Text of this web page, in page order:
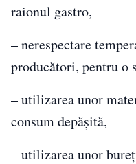
raionul gastro,
– nerespectare
producători, pentru o
– utilizarea unor
consum depășită,
– utilizarea unor